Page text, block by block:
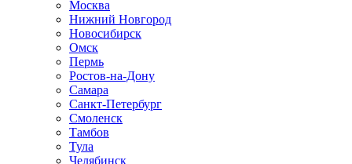
Москва
Нижний Новгород
Новосибирск
Омск
Пермь
Ростов-на-Дону
Самара
Санкт-Петербург
Смоленск
Тамбов
Тула
Челябинск